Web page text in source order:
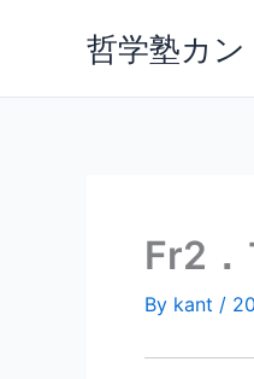
哲学塾カン
Fr2．
By kant /